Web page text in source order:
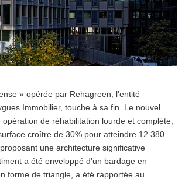
» opérée par Rehagreen, l’entité
Immobilier, touche à sa fin. Le nouvel
de réhabilitation lourde et complète,
croître de 30% pour atteindre 12 380
une architecture significative
a été enveloppé d’un bardage en
forme de triangle, a été rapportée au